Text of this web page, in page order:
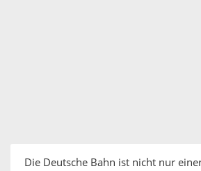
Die Deutsche Bahn ist nicht nur